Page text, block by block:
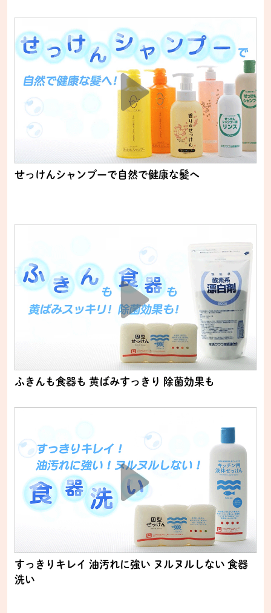
せっけんシャンプーで自然で健康な髪へ
ふきんも食器も 黄ばみすっきり 除菌効果も
すっきりキレイ 油汚れに強い ヌルヌルしない 食器
洗い